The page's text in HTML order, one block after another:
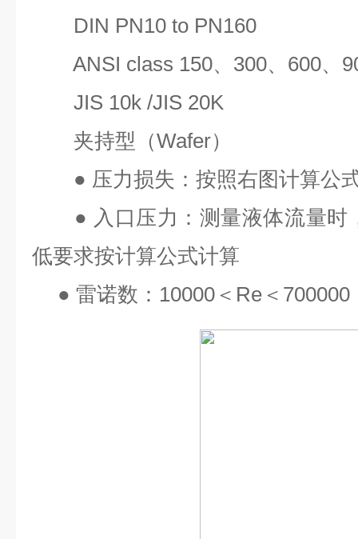
DIN PN10 to PN160
ANSI class 150、 300、 600、
JIS 10k /JIS 20K
夹持型（Wafer）
● 压力损失：按照右图计算公
● 入口压力：测量液体流量
低要求按计算公式计算
● 雷诺数： 10000 ＜ Re ＜ 700000